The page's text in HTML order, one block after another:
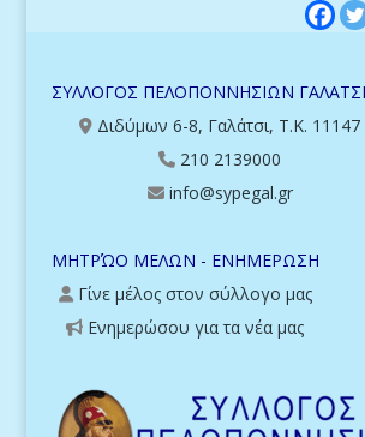
ΣΥΛΛΟΓΟΣ ΠΕΛΟΠΟΝΝΗΣΙΩΝ
Διδύμων 6-8, Γαλάτσι, Τ.Κ. 11147
210 2139000
info@sypegal.gr
ΜΗΤΡΏΟ ΜΕΛΩΝ - ΕΝΗΜΕΡΩΣΗ
Γίνε μέλος στον σύλλογο μας
Ενημερώσου για τα νέα μας